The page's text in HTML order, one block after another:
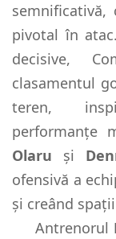
semnificativă,
pivotal în
decisive,
clasamentul
teren,
performanțe
Olaru și
ofensivă a
și creând
Antrenorul